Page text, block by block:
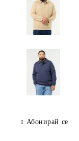
Абонирай се